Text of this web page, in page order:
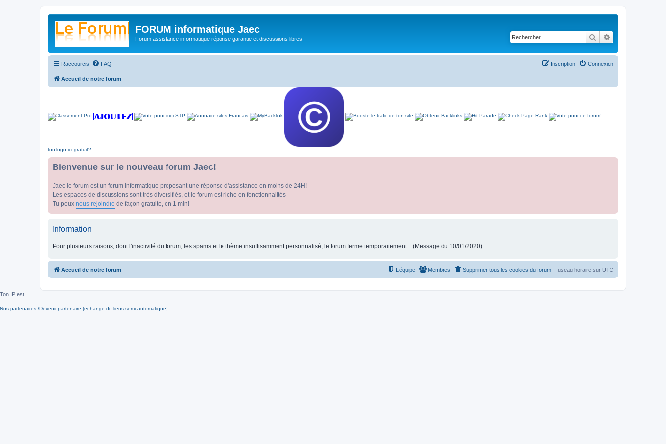
FORUM informatique Jaec
Forum assistance informatique réponse garantie et discussions libres Rechercher
Raccourcis FAQ Connexion
Inscription
Accueil de notre forum
ton logo ici gratuit?
Bienvenue sur le nouveau forum Jaec!
Jaec le forum est un forum Informatique proposant une réponse d'assistance en moins de 24H!
Les espaces de discussions sont très diversifiés, et le forum est riche en fonctionnalités
Tu peux nous rejoindre de façon gratuite, en 1 min!
Information
Pour plusieurs raisons, dont l'inactivité du forum, les spams et le thème insuffisamment personnalisé, le forum ferme temporairement... (Message du 10/01/2020)
Accueil de notre forum Fuseau horaire sur UTC
Supprimer tous les cookies du forum
Membres
L’équipe
Ton IP est
Nos partenaires /Devenir partenaire (echange de liens semi-automatique)